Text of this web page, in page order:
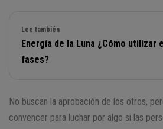
Lee también
Energía de la Luna ¿Cómo utilizar
fases?
No buscan la aprobación de los otros,
convencer para luchar por algo si las